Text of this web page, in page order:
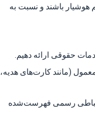
هوشیار باشند و نسبت به
حقوقی ارائه دهیم.
(مانند کارت‌های هدیه،
رسمی فهرست‌شده